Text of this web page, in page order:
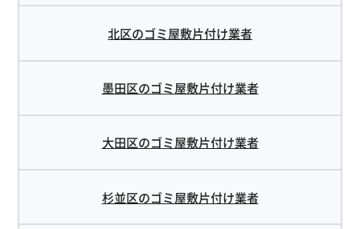
北区のゴミ屋敷片付け業者
墨田区のゴミ屋敷片付け業者
大田区のゴミ屋敷片付け業者
杉並区のゴミ屋敷片付け業者